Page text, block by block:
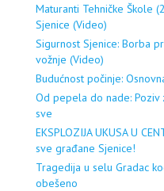
Maturanti Tehničke Škole
Sjenice (Video)
Sigurnost Sjenice: Borba
vožnje (Video)
Budućnost počinje:
Od pepela do nade:
sve
EKSPLOZIJA UKUSA U
sve građane Sjenice!
Tragedija u selu Gradac
obešeno